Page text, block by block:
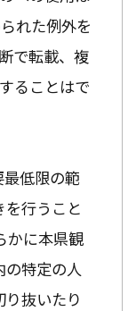
れた例外を
で転載、複
ることはで
低限の範
行うこと
かに本県観
特定の人
抜いたり